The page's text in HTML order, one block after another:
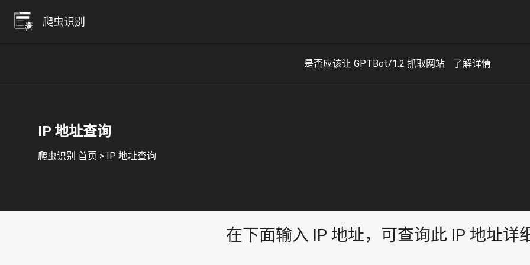
爬虫识别
是否应该让 GPTBot/1.2 抓取网站 了解详情
IP 地址查询
爬虫识别 首页 > IP 地址查询
在下面输入 IP 地址，可查询此 IP 地址详